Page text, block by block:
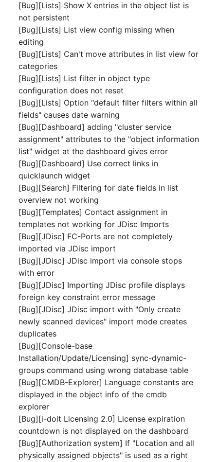
Schnittstelle
Schrank
Servicezuweisung
SIM
Slots
Softwarezuweisung
Soundkarte
Stammdaten (Person)
(Personengruppe)
Standort
Status-Planung
Switch
Varianten
Version
Vertragszuweisung
Verwaltungsinstanz
[Bug][Lists] Show X entries in the object list is
not persistent
[Bug][Lists] List view config missing when
editing
[Bug][Lists] Can't move attributes in list view for
categories
[Bug][Lists] List filter in object type
configuration does not reset
[Bug][Lists] Option "default filter filters within all
fields" causes date warning
[Bug][Dashboard] adding "cluster service
assignment" attributes to the "object information
list" widget at the dashboard gives error
[Bug][Dashboard] Use correct links in
quicklaunch widget
[Bug][Search] Filtering for date fields in list
overview not working
[Bug][Templates] Contact assignment in
templates not working for JDisc Imports
[Bug][JDisc] FC-Ports are not completely
imported via JDisc import
[Bug][JDisc] JDisc import via console stops
with error
[Bug][JDisc] Importing JDisc profile displays
foreign key constraint error message
[Bug][JDisc] JDisc import with "Only create
newly scanned devices" import mode creates
duplicates
[Bug][Console-base
Installation/Update/Licensing] sync-dynamic-
groups command using wrong database table
[Bug][CMDB-Explorer] Language constants are
displayed in the object info of the cmdb
explorer
[Bug][i-doit Licensing 2.0] License expiration
countdown is not displayed on the dashboard
[Bug][Authorization system] If "Location and all
physically assigned objects" is used as a right